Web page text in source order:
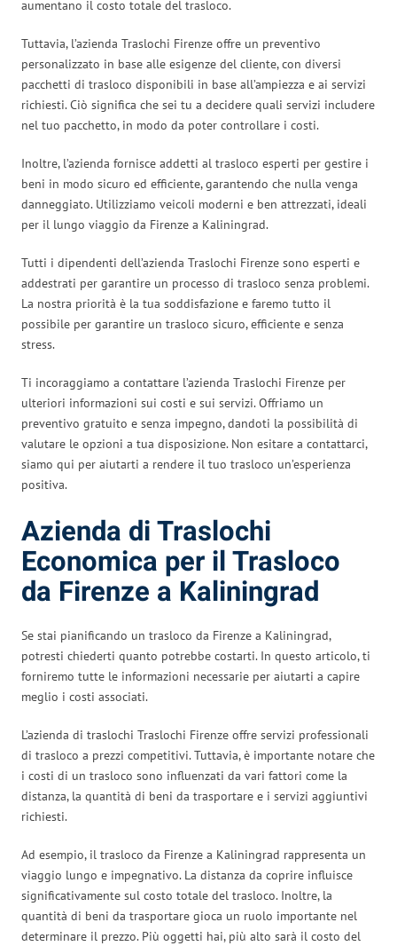
aumentano il costo totale del trasloco.
Tuttavia, l’azienda Traslochi Firenze offre un preventivo
personalizzato in base alle esigenze del cliente, con diversi
pacchetti di trasloco disponibili in base all’ampiezza e ai servizi
richiesti. Ciò significa che sei tu a decidere quali servizi includere
nel tuo pacchetto, in modo da poter controllare i costi.
Inoltre, l’azienda fornisce addetti al trasloco esperti per gestire i
beni in modo sicuro ed efficiente, garantendo che nulla venga
danneggiato. Utilizziamo veicoli moderni e ben attrezzati, ideali
per il lungo viaggio da Firenze a Kaliningrad.
Tutti i dipendenti dell’azienda Traslochi Firenze sono esperti e
addestrati per garantire un processo di trasloco senza problemi.
La nostra priorità è la tua soddisfazione e faremo tutto il
possibile per garantire un trasloco sicuro, efficiente e senza
stress.
Ti incoraggiamo a contattare l’azienda Traslochi Firenze per
ulteriori informazioni sui costi e sui servizi. Offriamo un
preventivo gratuito e senza impegno, dandoti la possibilità di
valutare le opzioni a tua disposizione. Non esitare a contattarci,
siamo qui per aiutarti a rendere il tuo trasloco un’esperienza
positiva.
Azienda di Traslochi
Economica per il Trasloco
da Firenze a Kaliningrad
Se stai pianificando un trasloco da Firenze a Kaliningrad,
potresti chiederti quanto potrebbe costarti. In questo articolo, ti
forniremo tutte le informazioni necessarie per aiutarti a capire
meglio i costi associati.
L’azienda di traslochi Traslochi Firenze offre servizi professionali
di trasloco a prezzi competitivi. Tuttavia, è importante notare che
i costi di un trasloco sono influenzati da vari fattori come la
distanza, la quantità di beni da trasportare e i servizi aggiuntivi
richiesti.
Ad esempio, il trasloco da Firenze a Kaliningrad rappresenta un
viaggio lungo e impegnativo. La distanza da coprire influisce
significativamente sul costo totale del trasloco. Inoltre, la
quantità di beni da trasportare gioca un ruolo importante nel
determinare il prezzo. Più oggetti hai, più alto sarà il costo del